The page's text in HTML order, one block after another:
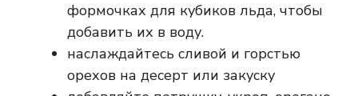
формочках для кубиков льда, чтобы
добавить их в воду.
наслаждайтесь сливой и горстью
орехов на десерт или закуску